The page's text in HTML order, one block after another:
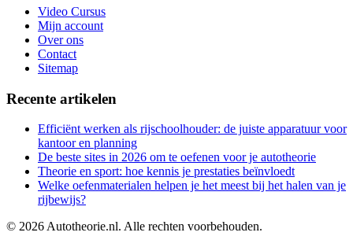
Video Cursus
Mijn account
Over ons
Contact
Sitemap
Recente artikelen
Efficiënt werken als rijschoolhouder: de juiste apparatuur voor
kantoor en planning
De beste sites in 2026 om te oefenen voor je autotheorie
Theorie en sport: hoe kennis je prestaties beïnvloedt
Welke oefenmaterialen helpen je het meest bij het halen van je
rijbewijs?
© 2026Autotheorie.nl. Alle rechten voorbehouden.